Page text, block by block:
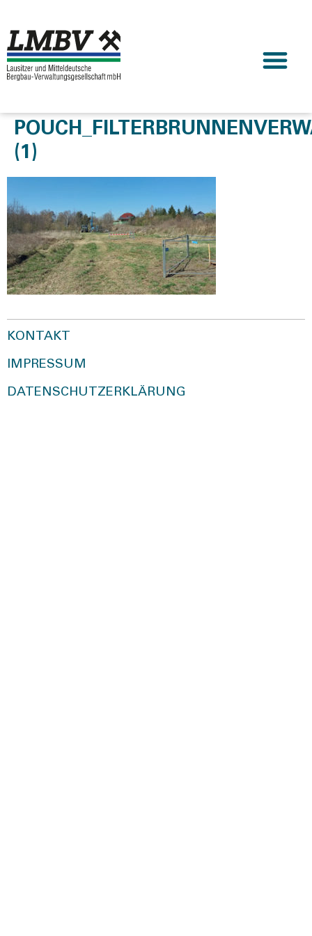
(1)
KONTAKT
IMPRESSUM
DATENSCHUTZERKLÄRUNG